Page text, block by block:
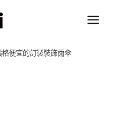
格便宜的訂製裝飾雨傘